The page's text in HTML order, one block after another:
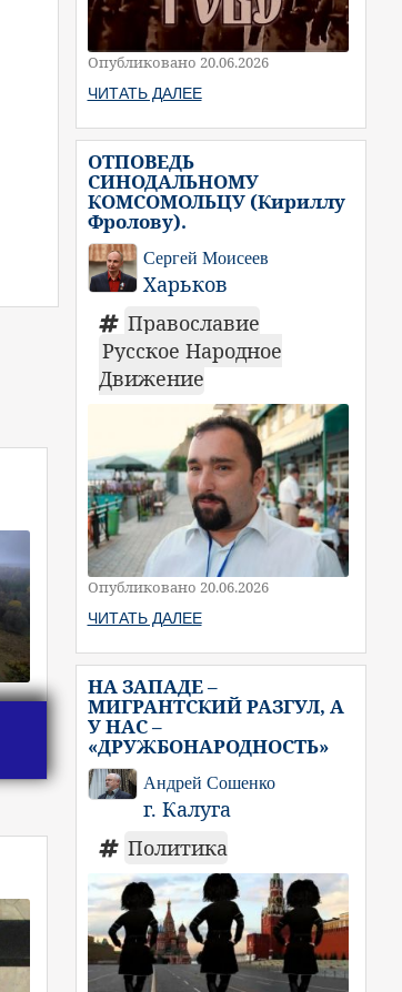
Опубликовано 20.06.2026
ЧИТАТЬ ДАЛЕЕ
ОТПОВЕДЬ
СИНОДАЛЬНОМУ
КОМСОМОЛЬЦУ (Кириллу
Фролову).
Сергей Моисеев
Харьков
Православие
Русское Народное
Движение
Опубликовано 20.06.2026
ЧИТАТЬ ДАЛЕЕ
НА ЗАПАДЕ –
МИГРАНТСКИЙ РАЗГУЛ, А
У НАС –
«ДРУЖБОНАРОДНОСТЬ»
Андрей Сошенко
г. Калуга
Политика